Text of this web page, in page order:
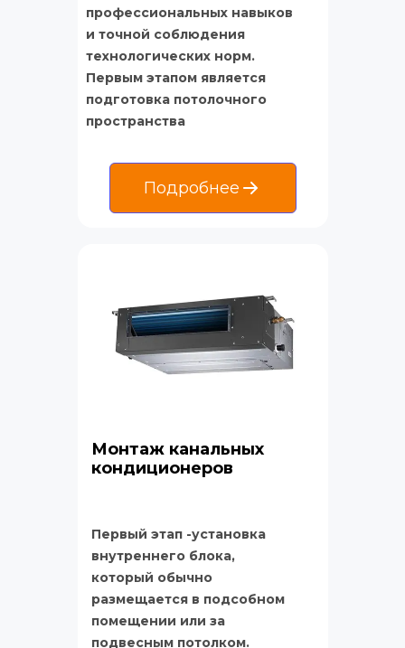
профессиональных навыков
и точной соблюдения
технологических норм.
Первым этапом является
подготовка потолочного
пространства
Монтаж канальных
кондиционеров
Первый этап -установка
внутреннего блока,
который обычно
размещается в подсобном
помещении или за
подвесным потолком.
Подробнее